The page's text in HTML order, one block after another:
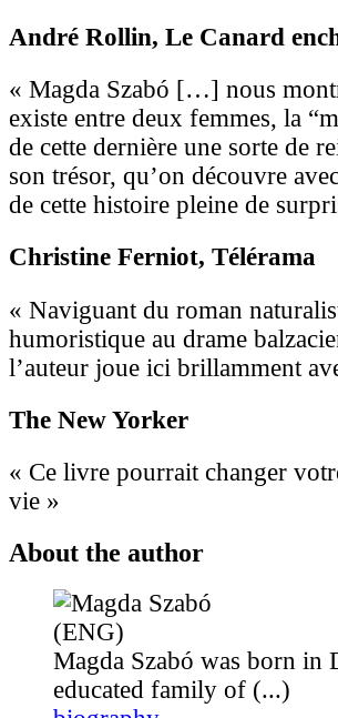
André Rollin, Le Canard
« Magda Szabó […] nous
existe entre deux femmes, la
de cette dernière une sorte de
son trésor, qu’on découvre
de cette histoire pleine de
Christine Ferniot, Télérama
« Naviguant du roman
humoristique au drame
l’auteur joue ici brillamment
The New Yorker
« Ce livre pourrait changer
vie »
About the author
Magda Szabó was born in
educated family of (...)